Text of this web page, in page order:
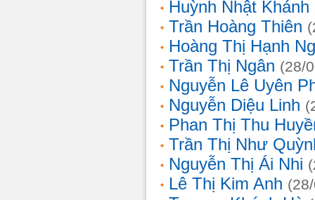
Huỳnh Nhật Khánh
Trần Hoàng Thiên
Hoàng Thị Hạnh
Trần Thị Ngân (28/
Nguyễn Lê Uyên
Nguyễn Diệu Linh
Phan Thị Thu
Trần Thị Như
Nguyễn Thị Ái Nhi
Lê Thị Kim Anh